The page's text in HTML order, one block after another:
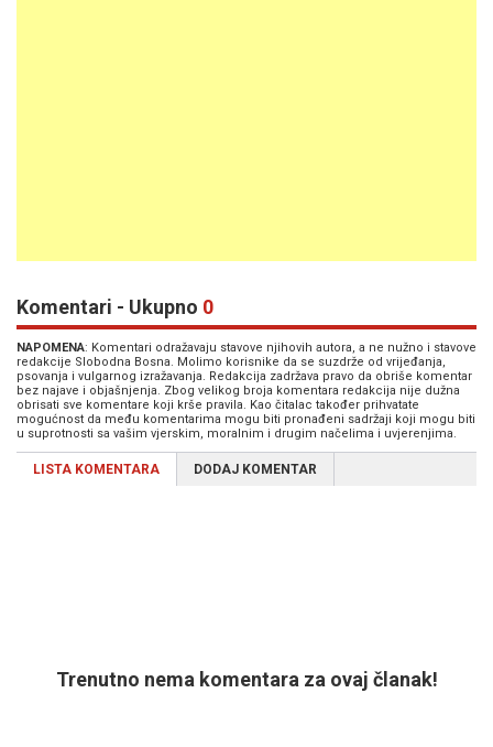
Komentari - Ukupno 0
NAPOMENA: Komentari odražavaju stavove njihovih autora, a ne nužno i stavove
redakcije Slobodna Bosna. Molimo korisnike da se suzdrže od vrijeđanja,
psovanja i vulgarnog izražavanja. Redakcija zadržava pravo da obriše komentar
bez najave i objašnjenja. Zbog velikog broja komentara redakcija nije dužna
obrisati sve komentare koji krše pravila. Kao čitalac također prihvatate
mogućnost da među komentarima mogu biti pronađeni sadržaji koji mogu biti
u suprotnosti sa vašim vjerskim, moralnim i drugim načelima i uvjerenjima.
LISTA KOMENTARA DODAJ KOMENTAR
Trenutno nema komentara za ovaj članak!